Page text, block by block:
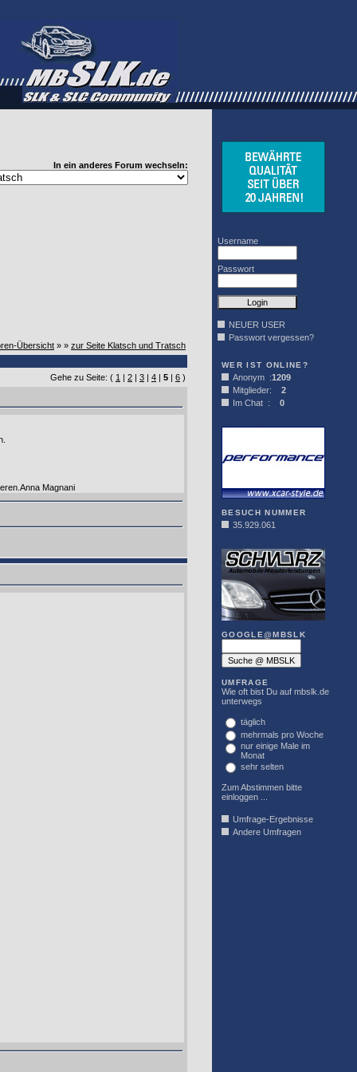
In ein anderes Forum wechseln:
Übersicht » » zur Seite Klatsch und Tratsch
Gehe zu Seite: ( 1 | 2 | 3 | 4 | 5 | 6 )
Magnani
Username
Passwort
NEUER USER
Passwort vergessen?
WER IST ONLINE?
Anonym :1209
Mitglieder: 2
Im Chat : 0
BESUCH NUMMER
35.929.061
GOOGLE@MBSLK
UMFRAGE
Wie oft bist Du auf mbslk.de
unterwegs
täglich
mehrmals pro Woche
nur einige Male im
Monat
sehr selten
Zum Abstimmen bitte
einloggen ...
Umfrage-Ergebnisse
Andere Umfragen